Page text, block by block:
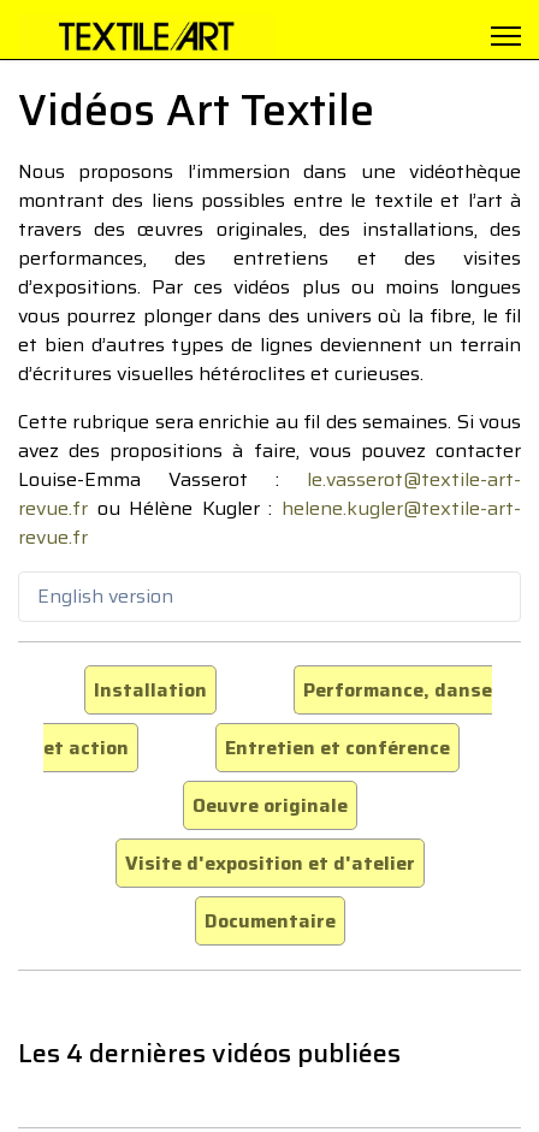
Vidéos Art Textile
Nous proposons l’immersion dans une vidéothèque
montrant des liens possibles entre le textile et l’art à
travers des œuvres originales, des installations, des
performances, des entretiens et des visites
d’expositions. Par ces vidéos plus ou moins longues
vous pourrez plonger dans des univers où la fibre, le fil
et bien d’autres types de lignes deviennent un terrain
d’écritures visuelles hétéroclites et curieuses.
Cette rubrique sera enrichie au fil des semaines. Si vous
avez des propositions à faire, vous pouvez contacter
Louise-Emma Vasserot : le.vasserot@textile-art-
revue.fr ou Hélène Kugler : helene.kugler@textile-art-
revue.fr
English version
Installation
Performance, danse
et action
Entretien et conférence
Oeuvre originale
Visite d'exposition et d'atelier
Documentaire
Les 4 dernières vidéos publiées